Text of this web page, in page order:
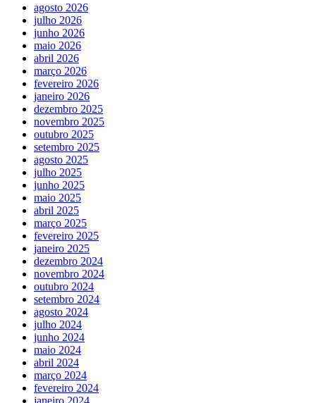
agosto 2026
julho 2026
junho 2026
maio 2026
abril 2026
março 2026
fevereiro 2026
janeiro 2026
dezembro 2025
novembro 2025
outubro 2025
setembro 2025
agosto 2025
julho 2025
junho 2025
maio 2025
abril 2025
março 2025
fevereiro 2025
janeiro 2025
dezembro 2024
novembro 2024
outubro 2024
setembro 2024
agosto 2024
julho 2024
junho 2024
maio 2024
abril 2024
março 2024
fevereiro 2024
janeiro 2024